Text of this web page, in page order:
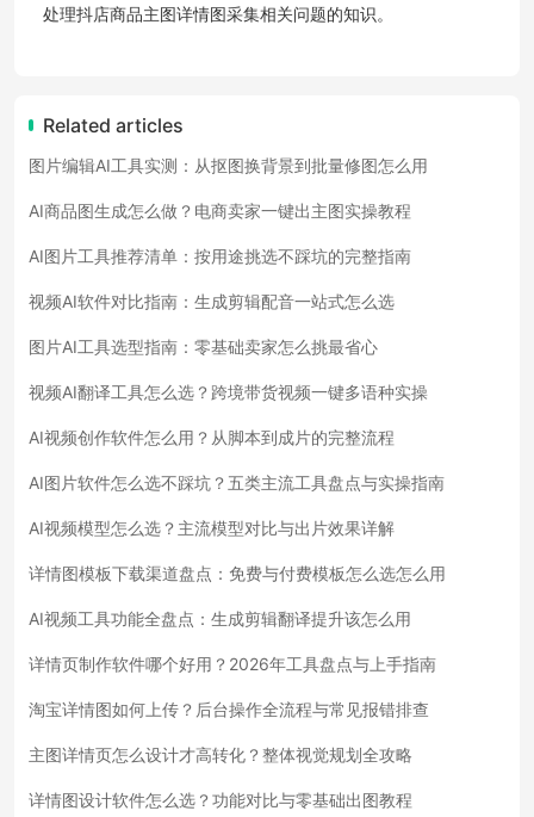
处理抖店商品主图详情图采集相关问题的知识。
Related articles
图片编辑AI工具实测：从抠图换背景到批量修图怎么用
AI商品图生成怎么做？电商卖家一键出主图实操教程
AI图片工具推荐清单：按用途挑选不踩坑的完整指南
视频AI软件对比指南：生成剪辑配音一站式怎么选
图片AI工具选型指南：零基础卖家怎么挑最省心
视频AI翻译工具怎么选？跨境带货视频一键多语种实操
AI视频创作软件怎么用？从脚本到成片的完整流程
AI图片软件怎么选不踩坑？五类主流工具盘点与实操指南
AI视频模型怎么选？主流模型对比与出片效果详解
详情图模板下载渠道盘点：免费与付费模板怎么选怎么用
AI视频工具功能全盘点：生成剪辑翻译提升该怎么用
详情页制作软件哪个好用？2026年工具盘点与上手指南
淘宝详情图如何上传？后台操作全流程与常见报错排查
主图详情页怎么设计才高转化？整体视觉规划全攻略
详情图设计软件怎么选？功能对比与零基础出图教程